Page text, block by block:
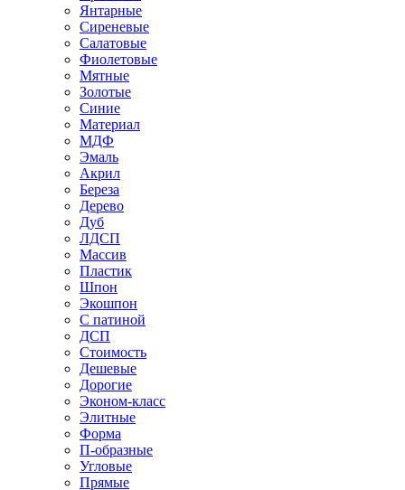
Янтарные
Сиреневые
Салатовые
Фиолетовые
Мятные
Золотые
Синие
Материал
МДФ
Эмаль
Акрил
Береза
Дерево
Дуб
ЛДСП
Массив
Пластик
Шпон
Экошпон
С патиной
ДСП
Стоимость
Дешевые
Дорогие
Эконом-класс
Элитные
Форма
П-образные
Угловые
Прямые